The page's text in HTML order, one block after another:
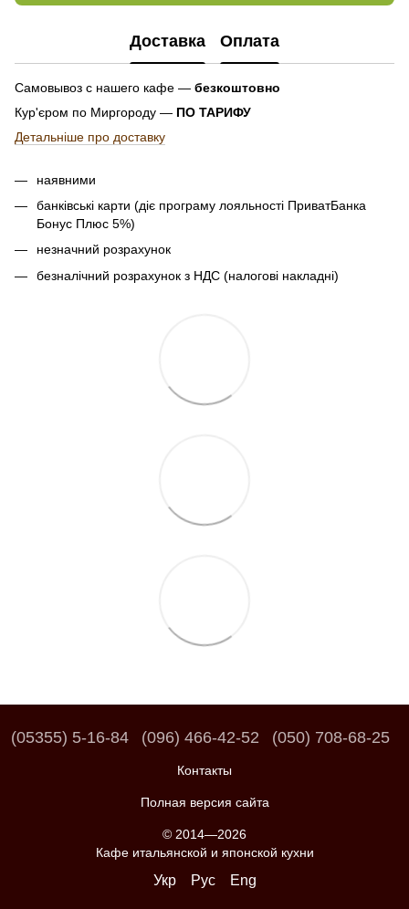
Доставка Оплата
Самовывоз с нашего кафе — безкоштовно
Кур'єром по Миргороду — ПО ТАРИФУ
Детальніше про доставку
наявними
банківські карти (діє програму лояльності ПриватБанка
Бонус Плюс 5%)
незначний розрахунок
безналічний розрахунок з НДС (налогові накладні)
(05355) 5-16-84 (096) 466-42-52 (050) 708-68-25
Контакты
Полная версия сайта
© 2014—2026
Кафе итальянской и японской кухни
Укр Рус Eng